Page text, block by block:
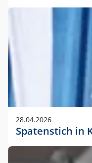
28.04.2026
Spatenstich in